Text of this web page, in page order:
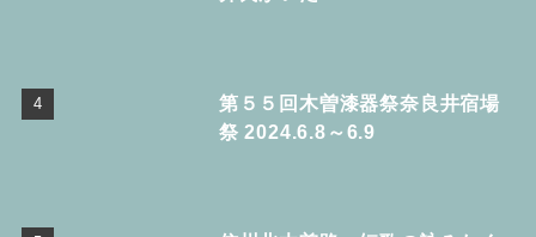
第５５回木曽漆器祭奈良井宿場
祭 2024.6.8～6.9